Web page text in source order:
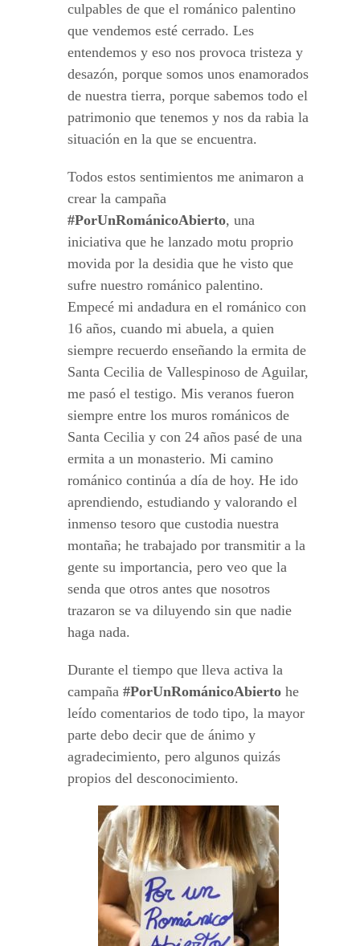
culpables de que el románico palentino
que vendemos esté cerrado. Les
entendemos y eso nos provoca tristeza y
desazón, porque somos unos enamorados
de nuestra tierra, porque sabemos todo el
patrimonio que tenemos y nos da rabia la
situación en la que se encuentra.
Todos estos sentimientos me animaron a
crear la campaña
#PorUnRománicoAbierto, una
iniciativa que he lanzado motu proprio
movida por la desidia que he visto que
sufre nuestro románico palentino.
Empecé mi andadura en el románico con
16 años, cuando mi abuela, a quien
siempre recuerdo enseñando la ermita de
Santa Cecilia de Vallespinoso de Aguilar,
me pasó el testigo. Mis veranos fueron
siempre entre los muros románicos de
Santa Cecilia y con 24 años pasé de una
ermita a un monasterio. Mi camino
románico continúa a día de hoy. He ido
aprendiendo, estudiando y valorando el
inmenso tesoro que custodia nuestra
montaña; he trabajado por transmitir a la
gente su importancia, pero veo que la
senda que otros antes que nosotros
trazaron se va diluyendo sin que nadie
haga nada.
Durante el tiempo que lleva activa la
campaña #PorUnRománicoAbierto he
leído comentarios de todo tipo, la mayor
parte debo decir que de ánimo y
agradecimiento, pero algunos quizás
propios del desconocimiento.